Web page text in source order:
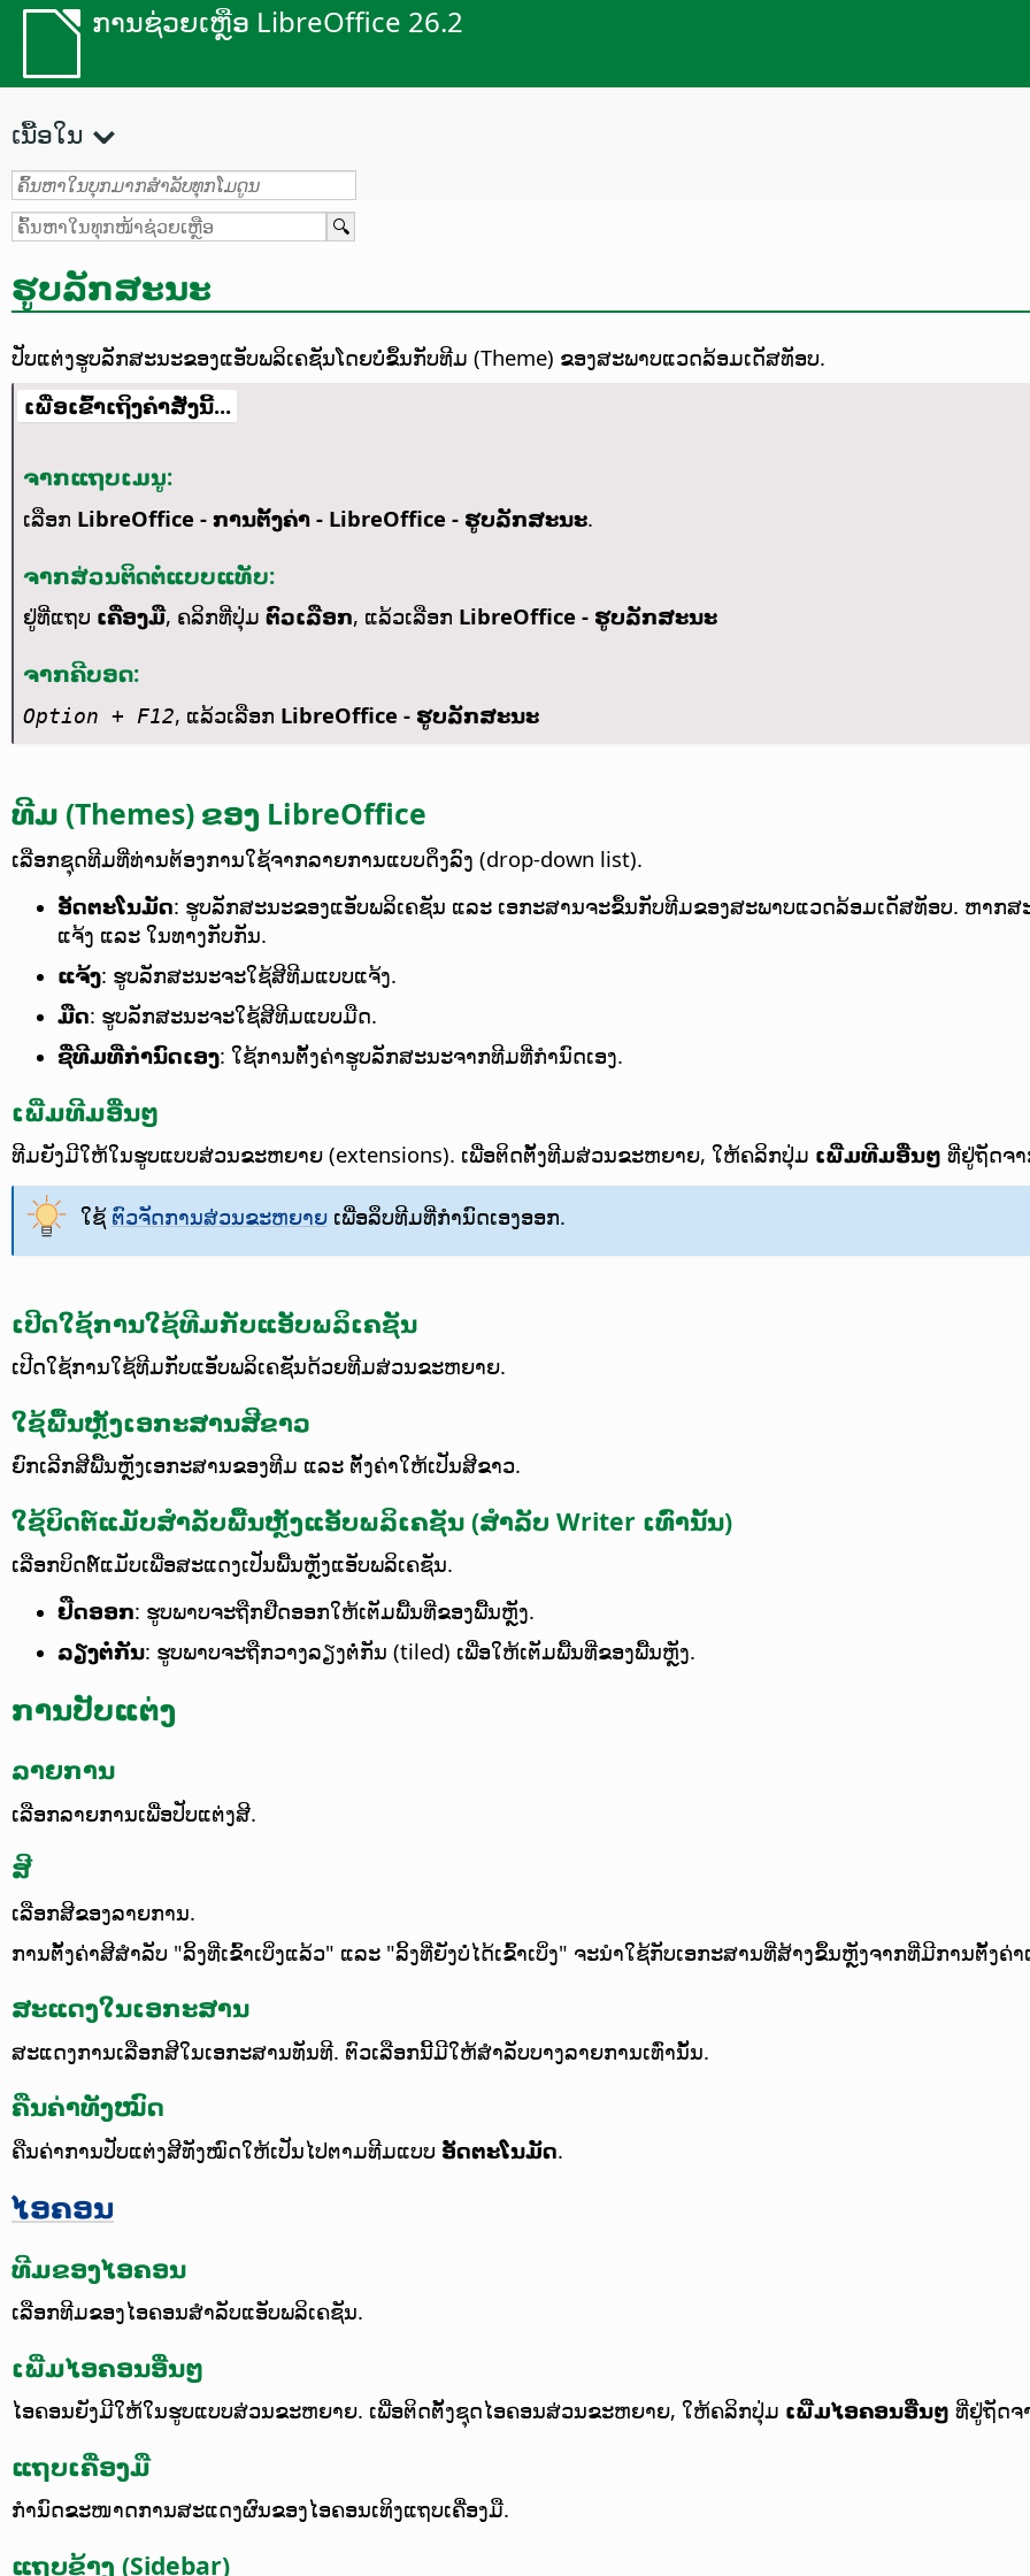
ການຊ່ວຍເຫຼືອ LibreOffice 26.2
ເນື້ອໃນ
ຮູບລັກສະນະ
ປັບແຕ່ງຮູບລັກສະນະຂອງແອັບພລິເຄຊັນໂດຍບໍ່ຂຶ້ນກັບທີມ (Theme) ຂອງສະພາບແວດລ້ອມເດັສທັອບ.
ເພື່ອເຂົ້າເຖິງຄຳສັ່ງນີ້...
ຈາກແຖບເມນູ:
ເລືອກ LibreOffice - ການຕັ້ງຄ່າ- LibreOffice - ຮູບລັກສະນະ.
ຈາກສ່ວນຕິດຕໍ່ແບບແທັບ:
ຢູ່ທີ່ແຖບ ເຄື່ອງມື, ຄລິກທີ່ປຸ່ມ ຕົວເລືອກ, ແລ້ວເລືອກ LibreOffice - ຮູບລັກສະນະ
ຈາກຄີບອດ:
Option + F12, ແລ້ວເລືອກ LibreOffice - ຮູບລັກສະນະ
ທີມ (Themes) ຂອງ LibreOffice
ເລືອກຊຸດທີມທີ່ທ່ານຕ້ອງການໃຊ້ຈາກລາຍການແບບດຶງລົງ (drop-down list).
ອັດຕະໂນມັດ: ຮູບລັກສະນະຂອງແອັບພລິເຄຊັນ ແລະ ເອກະສານຈະຂຶ້ນກັບທີມຂອງສະພາບແວດລ້ອມເດັສທັອບ. ຫາກ
ແຈ້ງ ແລະ ໃນທາງກັບກັນ.
ແຈ້ງ: ຮູບລັກສະນະຈະໃຊ້ສີທີມແບບແຈ້ງ.
ມືດ: ຮູບລັກສະນະຈະໃຊ້ສີທີມແບບມືດ.
ຊື່ທີມທີ່ກຳນົດເອງ: ໃຊ້ການຕັ້ງຄ່າຮູບລັກສະນະຈາກທີມທີ່ກຳນົດເອງ.
ເພີ່ມທີມອື່ນໆ
ທີມຍັງມີໃຫ້ໃນຮູບແບບສ່ວນຂະຫຍາຍ (extensions). ເພື່ອຕິດຕັ້ງທີມສ່ວນຂະຫຍາຍ, ໃຫ້ຄລິກປຸ່ມ ເພີ່ມທີມອື່ນໆ ທີ່ຢູ່ຖັດຈ
ໃຊ້ ຕົວຈັດການສ່ວນຂະຫຍາຍເພື່ອລຶບທີມທີ່ກຳນົດເອງອອກ.
ເປີດໃຊ້ການໃຊ້ທີມກັບແອັບພລິເຄຊັນ
ເປີດໃຊ້ການໃຊ້ທີມກັບແອັບພລິເຄຊັນດ້ວຍທີມສ່ວນຂະຫຍາຍ.
ໃຊ້ພື້ນຫຼັງເອກະສານສີຂາວ
ຍົກເລີກສີພື້ນຫຼັງເອກະສານຂອງທີມ ແລະ ຕັ້ງຄ່າໃຫ້ເປັນສີຂາວ.
ໃຊ້ບິດຕ໌ແມັບສຳລັບພື້ນຫຼັງແອັບພລິເຄຊັນ (ສຳລັບ Writer ເທົ່ານັ້ນ)
ເລືອກບິດຕ໌ແມັບເພື່ອສະແດງເປັນພື້ນຫຼັງແອັບພລິເຄຊັນ.
ຢືດອອກ: ຮູບພາບຈະຖືກຢືດອອກໃຫ້ເຕັມພື້ນທີ່ຂອງພື້ນຫຼັງ.
ລຽງຕໍ່ກັນ: ຮູບພາບຈະຖືກວາງລຽງຕໍ່ກັນ (tiled) ເພື່ອໃຫ້ເຕັມພື້ນທີ່ຂອງພື້ນຫຼັງ.
ການປັບແຕ່ງ
ລາຍການ
ເລືອກລາຍການເພື່ອປັບແຕ່ງສີ.
ສີ
ເລືອກສີຂອງລາຍການ.
ການຕັ້ງຄ່າສີສຳລັບ "ລິ້ງທີ່ເຂົ້າເບິ່ງແລ້ວ" ແລະ "ລິ້ງທີ່ຍັງບໍ່ໄດ້ເຂົ້າເບິ່ງ" ຈະນຳໃຊ້ກັບເອກະສານທີ່ສ້າງຂຶ້ນຫຼັງຈາກທີ່ມີການຕັ້ງຄ່
ສະແດງໃນເອກະສານ
ສະແດງການເລືອກສີໃນເອກະສານທັນທີ. ຕົວເລືອກນີ້ມີໃຫ້ສຳລັບບາງລາຍການເທົ່ານັ້ນ.
ຄືນຄ່າທັງໝົດ
ຄືນຄ່າການປັບແຕ່ງສີທັງໝົດໃຫ້ເປັນໄປຕາມທີມແບບ ອັດຕະໂນມັດ.
ໄອຄອນ
ທີມຂອງໄອຄອນ
ເລືອກທີມຂອງໄອຄອນສຳລັບແອັບພລິເຄຊັນ.
ເພີ່ມໄອຄອນອື່ນໆ
ໄອຄອນຍັງມີໃຫ້ໃນຮູບແບບສ່ວນຂະຫຍາຍ. ເພື່ອຕິດຕັ້ງຊຸດໄອຄອນສ່ວນຂະຫຍາຍ, ໃຫ້ຄລິກປຸ່ມ ເພີ່ມໄອຄອນອື່ນໆ ທີ່ຢູ່ຖັດຈ
ແຖບເຄື່ອງມື
ກຳນົດຂະໜາດການສະແດງຜົນຂອງໄອຄອນເທິງແຖບເຄື່ອງມື.
ແຖບຂ້າງ (Sidebar)